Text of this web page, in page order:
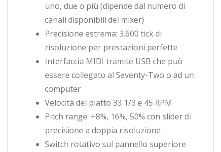
uno, due o più (dipende dal numero di
canali disponibili del mixer)
Precisione estrema: 3.600 tick di
risoluzione per prestazioni perfette
Interfaccia MIDI tramite USB che può
essere collegato al Seventy-Two o ad un
computer
Velocità del piatto 33 1/3 e 45 RPM
Pitch range: +8%, 16%, 50% con slider di
precisione a doppia risoluzione
Switch rotativo sul pannello superiore